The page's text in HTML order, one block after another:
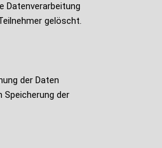
Datenverarbeitung
gelöscht.
der Daten
der